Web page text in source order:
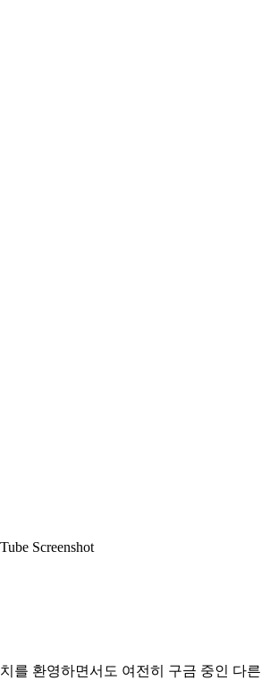
Screenshot
를 환영하면서도 여전히 구금 중인 다른